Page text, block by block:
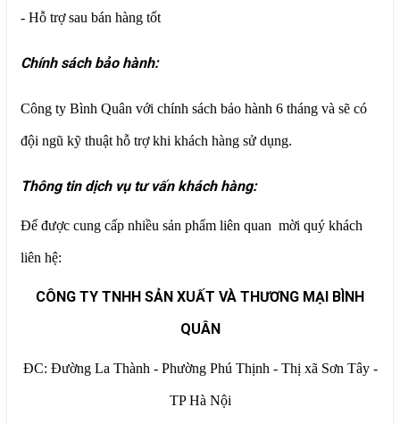
- Hỗ trợ sau bán hàng tốt
Chính sách bảo hành:
Công ty Bình Quân với chính sách bảo hành 6 tháng và sẽ có
đội ngũ kỹ thuật hỗ trợ khi khách hàng sử dụng.
Thông tin dịch vụ tư vấn khách hàng:
Để được cung cấp nhiều sản phẩm liên quan mời quý khách
liên hệ:
CÔNG TY TNHH SẢN XUẤT VÀ THƯƠNG MẠI BÌNH
QUÂN
ĐC: Đường La Thành - Phường Phú Thịnh - Thị xã Sơn Tây -
TP Hà Nội